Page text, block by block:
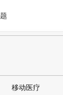
可穿戴
LED
传感器技术
移动医疗